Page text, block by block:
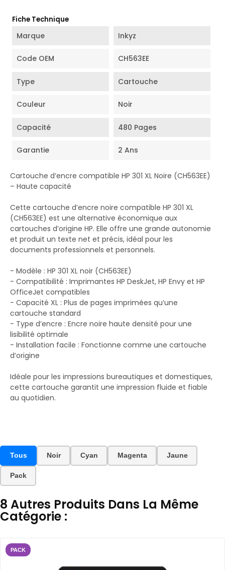
Fiche Technique
Marque Inkyz
Code OEM CH563EE
Type Cartouche
Couleur Noir
Capacité 480 Pages
Garantie 2 Ans
Cartouche d’encre compatible HP 301 XL Noire (CH563EE)
– Haute capacité
Cette cartouche d’encre noire compatible HP 301 XL
(CH563EE) est une alternative économique aux
cartouches d’origine HP. Elle offre une grande autonomie
et produit un texte net et précis, idéal pour les
documents professionnels et personnels.
- Modèle : HP 301 XL noir (CH563EE)
- Compatibilité : Imprimantes HP DeskJet, HP Envy et HP
OfficeJet compatibles
- Capacité XL : Plus de pages imprimées qu’une
cartouche standard
- Type d’encre : Encre noire haute densité pour une
lisibilité optimale
- Installation facile : Fonctionne comme une cartouche
d’origine
Idéale pour les impressions bureautiques et domestiques,
cette cartouche garantit une impression fluide et fiable
au quotidien.
Tous Noir Cyan Magenta Jaune
Pack
8 Autres Produits Dans La Même
Catégorie :
PACK